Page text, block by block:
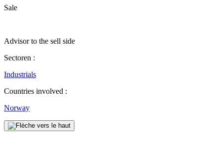
Sale
Advisor to the sell side
Sectoren :
Industrials
Countries involved :
Norway